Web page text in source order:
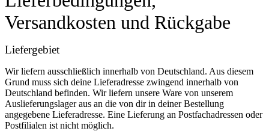
Versandkosten und Rückgabe
Liefergebiet
Wir liefern ausschließlich innerhalb von Deutschland. Aus diesem
Grund muss sich deine Lieferadresse zwingend innerhalb von
Deutschland befinden. Wir liefern unsere Ware von unserem
Auslieferungslager aus an die von dir in deiner Bestellung
angegebene Lieferadresse. Eine Lieferung an Postfachadressen oder
Postfilialen ist nicht möglich.